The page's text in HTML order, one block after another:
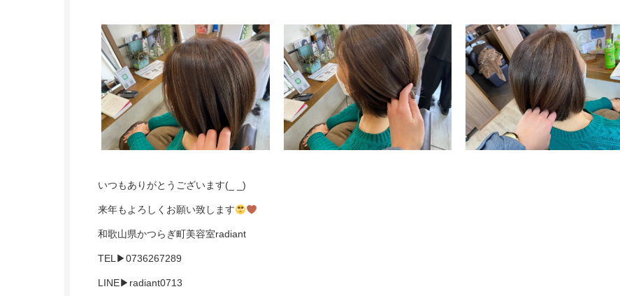
いつもありがとうございます(_ _)
来年もよろしくお願い致します
和歌山県かつらぎ町美容室radiant
TEL▶︎0736267289
LINE▶︎radiant0713